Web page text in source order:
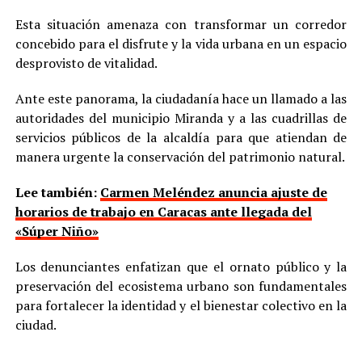
Esta situación amenaza con transformar un corredor
concebido para el disfrute y la vida urbana en un espacio
desprovisto de vitalidad.
Ante este panorama, la ciudadanía hace un llamado a las
autoridades del municipio Miranda y a las cuadrillas de
servicios públicos de la alcaldía para que atiendan de
manera urgente la conservación del patrimonio natural.
Lee también: Carmen Meléndez anuncia ajuste de
horarios de trabajo en Caracas ante llegada del
«Súper Niño»
Los denunciantes enfatizan que el ornato público y la
preservación del ecosistema urbano son fundamentales
para fortalecer la identidad y el bienestar colectivo en la
ciudad.